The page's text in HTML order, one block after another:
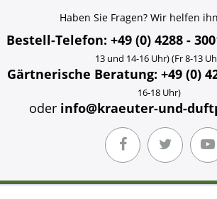
Haben Sie Fragen? Wir helfen
Bestell-Telefon: +49 (0) 4288 -
13 und 14-16 Uhr) (Fr 8-13
Gärtnerische Beratung: +49 (0)
16-18 Uhr)
oder info@kraeuter-und-